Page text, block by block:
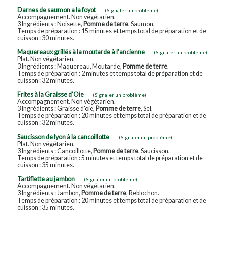
Darnes de saumon a la foyot
(Signaler un problème)
Accompagnement. Non végétarien.
3 Ingrédients : Noisette, Pomme de terre, Saumon.
Temps de préparation : 15 minutes et temps total de préparation et de
cuisson : 30 minutes.
Maquereaux grillés à la moutarde à l'ancienne
(Signaler un problème)
Plat. Non végétarien.
3 Ingrédients : Maquereau, Moutarde, Pomme de terre.
Temps de préparation : 2 minutes et temps total de préparation et de
cuisson : 32 minutes.
Frites à la Graisse d'Oie
(Signaler un problème)
Accompagnement. Non végétarien.
3 Ingrédients : Graisse d'oie, Pomme de terre, Sel.
Temps de préparation : 20 minutes et temps total de préparation et de
cuisson : 32 minutes.
Saucisson de lyon à la cancoillotte
(Signaler un problème)
Plat. Non végétarien.
3 Ingrédients : Cancoillotte, Pomme de terre, Saucisson.
Temps de préparation : 5 minutes et temps total de préparation et de
cuisson : 35 minutes.
Tartiflette au jambon
(Signaler un problème)
Accompagnement. Non végétarien.
3 Ingrédients : Jambon, Pomme de terre, Reblochon.
Temps de préparation : 20 minutes et temps total de préparation et de
cuisson : 35 minutes.